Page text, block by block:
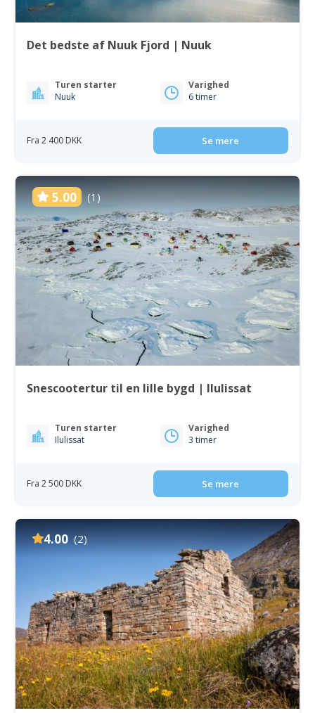
Det bedste af Nuuk Fjord | Nuuk
Turen starter
Nuuk
Varighed
6 timer
Fra 2 400 DKK Se mere
5.00 (1)
Snescootertur til en lille bygd | Ilulissat
Turen starter
Ilulissat
Varighed
3 timer
Fra 2 500 DKK Se mere
4.00 (2)